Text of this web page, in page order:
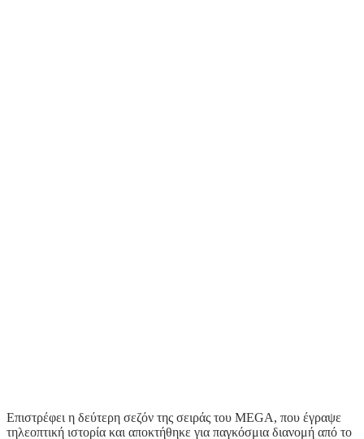
Επιστρέφει η δεύτερη σεζόν της σειράς του MEGA, που έγραψε
τηλεοπτική ιστορία και αποκτήθηκε για παγκόσμια διανομή από το